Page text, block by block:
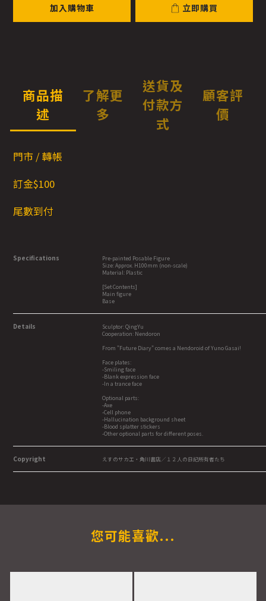
加入購物車 立即購買
商品描
述
了解更
多
送貨及
付款方
式
顧客評
價
門市 / 轉帳
訂金$100
尾數到付
Specifications
Pre-painted Posable Figure
Size: Approx. H100mm (non-scale)
Material: Plastic
[Set Contents]
Main figure
Base
Details
Sculptor: QingYu
Cooperation: Nendoron
From "Future Diary" comes a Nendoroid of Yuno Gasai!
Face plates:
-Smiling face
-Blank expression face
-In a trance face
Optional parts:
-Axe
-Cell phone
-Hallucination background sheet
-Blood splatter stickers
-Other optional parts for different poses.
Copyright えすのサカエ・角川書店／１２人の日記所有者たち
您可能喜歡...